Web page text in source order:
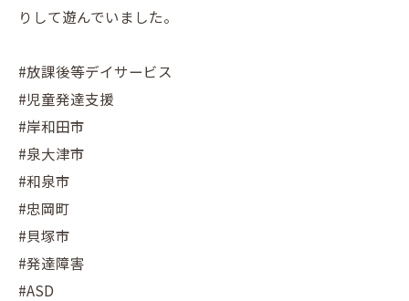
りして遊んでいました。
#放課後等デイサービス
#児童発達支援
#岸和田市
#泉大津市
#和泉市
#忠岡町
#貝塚市
#発達障害
#ASD